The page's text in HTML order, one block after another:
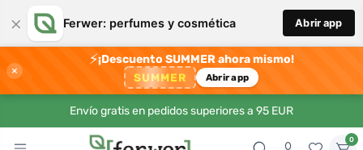
× Ferwer: perfumes y cosmética Abrir app
×
⚡¡Descuento SUMMER ahora mismo!
SUMMER Abrir app
Envío gratis en pedidos superiores a 95 EUR
0